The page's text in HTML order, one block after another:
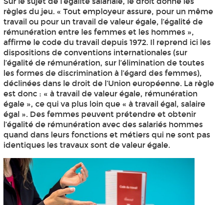
règles du jeu. « Tout employeur assure, pour un même
travail ou pour un travail de valeur égale, l’égalité de
rémunération entre les femmes et les hommes »,
affirme le code du travail depuis 1972. Il reprend ici les
dispositions de conventions internationales (sur
l’égalité de rémunération, sur l’élimination de toutes
les formes de discrimination à l’égard des femmes),
déclinées dans le droit de l’Union européenne. La règle
est donc : « à travail de valeur égale, rémunération
égale », ce qui va plus loin que « à travail égal, salaire
égal ». Des femmes peuvent prétendre et obtenir
l’égalité de rémunération avec des salariés hommes
quand dans leurs fonctions et métiers qui ne sont pas
identiques les travaux sont de valeur égale.